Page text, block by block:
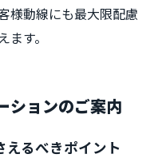
様動線にも最大限配慮
す。
ションのご案内
えるべきポイント